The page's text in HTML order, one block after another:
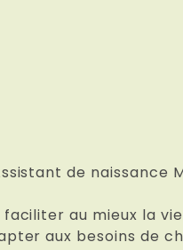
de naissance
faciliter au mieux la
aux besoins de